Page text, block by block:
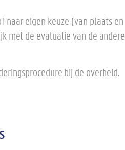
naar eigen keuze (van plaats en
met de evaluatie van de andere
bij de overheid.